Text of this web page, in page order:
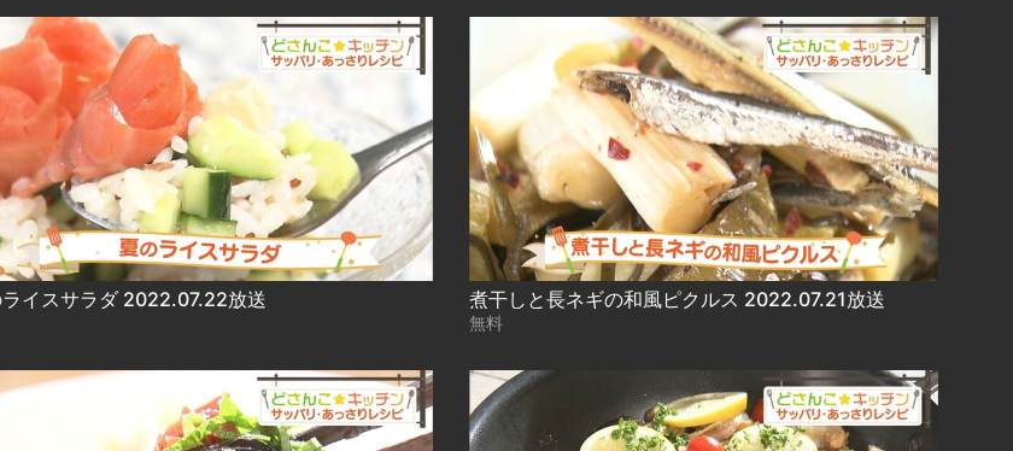
イスサラダ 2022.07.22放送 煮干しと長ネギの和風ピクルス 2022.07.21放送
無料